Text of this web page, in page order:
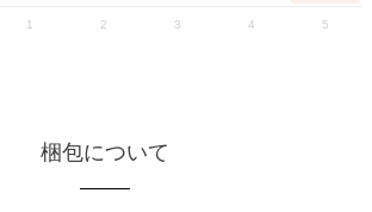
1 2 3 4 5
梱包について